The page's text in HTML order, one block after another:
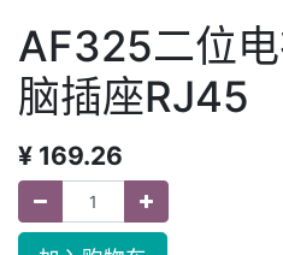
AF325二位
脑插座RJ45
¥ 169.26